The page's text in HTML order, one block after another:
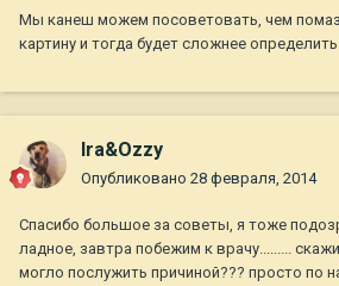
Мы канеш можем посоветовать, чем
картину и тогда будет сложнее
Ira&Ozzy
Опубликовано 28 февраля, 2014
Спасибо большое за советы, я тоже
ладное, завтра побежим к врачу.........
могло послужить причиной??? просто по